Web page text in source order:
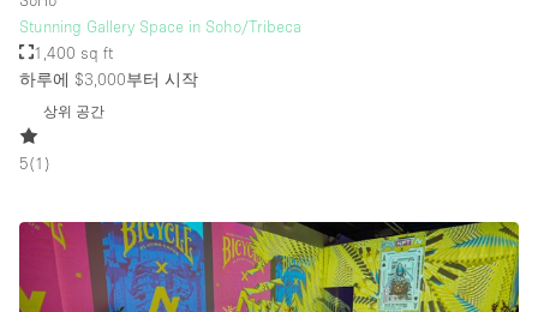
쇼핑몰
테라스
윗층
Stunning Gallery Space in Soho/Tribeca
1,400 sq ft
하루에 $3,000부터 시작
상위 공간
5(1 )